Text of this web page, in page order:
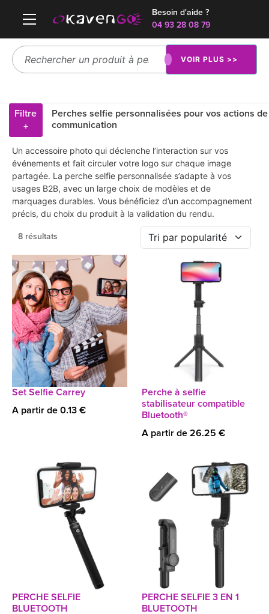
Besoin d'aide ?
04 93 28 08 79
VOIR PLUS >>
Filtre
+
Perches selfie personnalisées pour vos actions de
communication
Un accessoire photo qui déclenche l’interaction sur vos
événements et fait circuler votre logo sur chaque image
partagée. La perche selfie personnalisée s’adapte à vos
usages B2B, avec un large choix de modèles et de
marquages durables. Vous bénéficiez d’un accompagnement
précis, du choix du produit à la validation du rendu.
8 résultats
Set Selfie Carrey
A partir de 0.13 €
Perche à selfie
stabilisateur compatible
Bluetooth®
A partir de 26.25 €
PERCHE SELFIE
BLUETOOTH
PERCHE SELFIE 3 EN 1
BLUETOOTH